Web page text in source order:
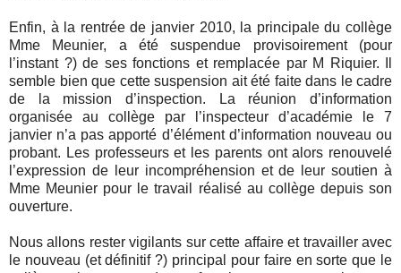
Enfin, à la rentrée de janvier 2010, la principale du collège
Mme Meunier, a été suspendue provisoirement (pour
l’instant ?) de ses fonctions et remplacée par M Riquier. Il
semble bien que cette suspension ait été faite dans le cadre
de la mission d’inspection. La réunion d’information
organisée au collège par l’inspecteur d’académie le 7
janvier n’a pas apporté d’élément d’information nouveau ou
probant. Les professeurs et les parents ont alors renouvelé
l’expression de leur incompréhension et de leur soutien à
Mme Meunier pour le travail réalisé au collège depuis son
ouverture.
Nous allons rester vigilants sur cette affaire et travailler avec
le nouveau (et définitif ?) principal pour faire en sorte que le